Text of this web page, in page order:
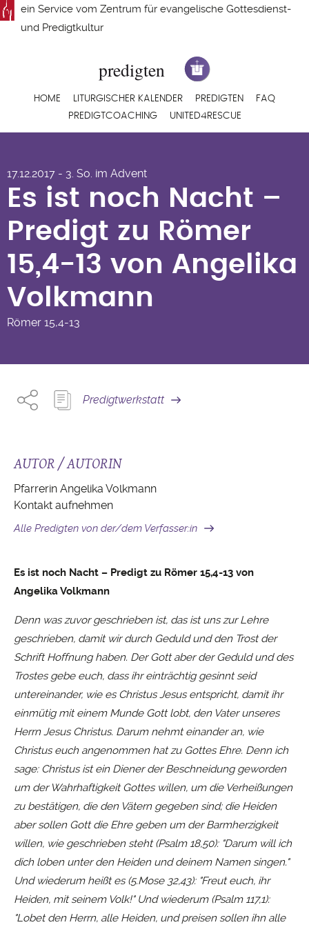
Direkt
zum
ein Service vom Zentrum für evangelische Gottesdienst-
und Predigtkultur
Hauptnavigation
HOME LITURGISCHER KALENDER PREDIGTEN
FAQ
PREDIGTCOACHING
UNITED4RESCUE
Predigt zu Römer
15,4-13 von Angelika
Volkmann
17.12.2017 - 3. So. im Advent
Es ist noch Nacht –
Predigt zu Römer
15,4-13 von Angelika
Volkmann
Römer 15,4-13
Predigtwerkstatt
AUTOR / AUTORIN
Pfarrerin Angelika Volkmann
Kontakt aufnehmen
Alle Predigten von der/dem Verfasser:in
Es ist noch Nacht – Predigt zu Römer 15,4-13 von
Angelika Volkmann
Denn was zuvor geschrieben ist, das ist uns zur Lehre
geschrieben, damit wir durch Geduld und den Trost der
Schrift Hoffnung haben. Der Gott aber der Geduld und des
Trostes gebe euch, dass ihr einträchtig gesinnt seid
untereinander, wie es Christus Jesus entspricht, damit ihr
einmütig mit einem Munde Gott lobt, den Vater unseres
Herrn Jesus Christus. Darum nehmt einander an, wie
Christus euch angenommen hat zu Gottes Ehre. Denn ich
sage: Christus ist ein Diener der Beschneidung geworden
um der Wahrhaftigkeit Gottes willen, um die Verheißungen
zu bestätigen, die den Vätern gegeben sind; die Heiden
aber sollen Gott die Ehre geben um der Barmherzigkeit
willen, wie geschrieben steht (Psalm 18,50): "Darum will ich
dich loben unter den Heiden und deinem Namen singen."
Und wiederum heißt es (5.Mose 32,43): "Freut euch, ihr
Heiden, mit seinem Volk!" Und wiederum (Psalm 117,1):
"Lobet den Herrn, alle Heiden, und preisen sollen ihn alle